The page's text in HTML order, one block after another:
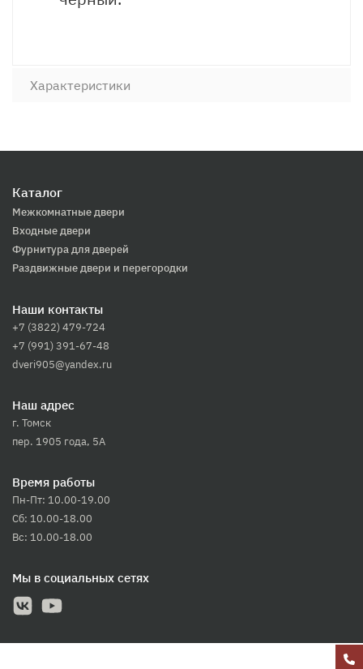
Характеристики
Каталог
Межкомнатные двери
Входные двери
Фурнитура для дверей
Раздвижные двери и перегородки
Наши контакты
+7 (3822) 479-724
+7 (991) 391-67-48
dveri905@yandex.ru
Наш адрес
г. Томск
пер. 1905 года, 5А
Время работы
Пн-Пт: 10.00-19.00
Сб: 10.00-18.00
Вс: 10.00-18.00
Мы в социальных сетях